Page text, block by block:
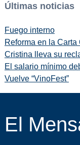
Últimas noticias
Fuego interno
Reforma en la Carta
Cristina lleva su
El salario mínimo
Vuelve “VinoFest”
El